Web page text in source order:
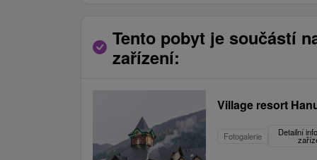
Tento pobyt je součástí
zařízení:
Village resort
Fotogalerie Detailní